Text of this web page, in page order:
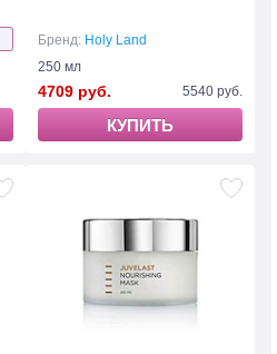
Бренд: Holy Land
250 мл
4709 руб. 5540 руб.
КУПИТЬ